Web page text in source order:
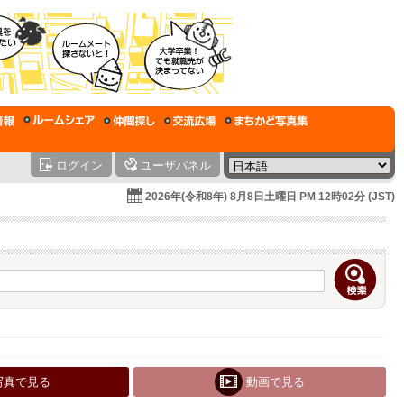
ログイン ユーザパネル
2026年(令和8年) 8月8日土曜日 PM 12時02分 (JST)
真で見る 動画で見る